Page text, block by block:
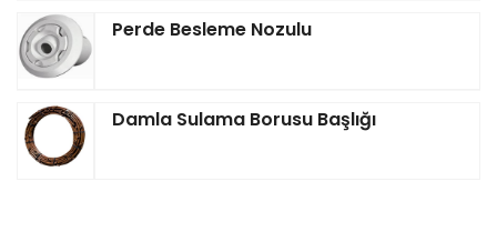
Perde Besleme Nozulu
Damla Sulama Borusu Başlığı